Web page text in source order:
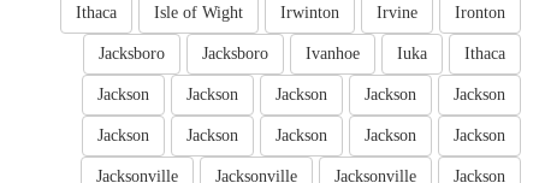
Ironton
Irvine
Irwinton
Isle of Wight
Ithaca
Ithaca
Iuka
Ivanhoe
Jacksboro
Jacksboro
Jackson
Jackson
Jackson
Jackson
Jackson
Jackson
Jackson
Jackson
Jackson
Jackson
Jackson
Jacksonville
Jacksonville
Jacksonville